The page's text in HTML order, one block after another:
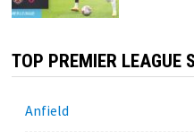
TOP PREMIER LEAGUE
Anfield